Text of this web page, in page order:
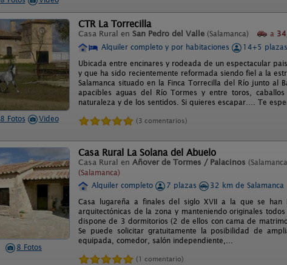
8 Fotos Video
CTR La Torrecilla
Casa Rural en San Pedro del Valle (Salamanca) a
Alquiler completo y por habitaciones
14+5 plazas
Ubicada entre encinares y rodeada de un espectacular
y que ha sido recientemente reformada siendo fiel a la
Salamanca situado en la Finca Torrecilla del Río junto al
apacibles aguas del Río Tormes y entre toros,
naturaleza y de los sentidos. Si quieres escapar…. Te
(3 comentarios)
8 Fotos
Casa Rural La Solana del Abuelo
Casa Rural en Añover de Tormes / Palacinos
(Salamanca)
Alquiler completo 7 plazas
32 km de Salamanca
Casa lugareña a finales del siglo XVII a la que se han
arquitectónicas de la zona y manteniendo originales
dispone de 3 dormitorios (2 de ellos con cama de
Se puede solicitar gratuitamente la posibilidad de
equipada, comedor, salón independiente,...
(1 comentario)